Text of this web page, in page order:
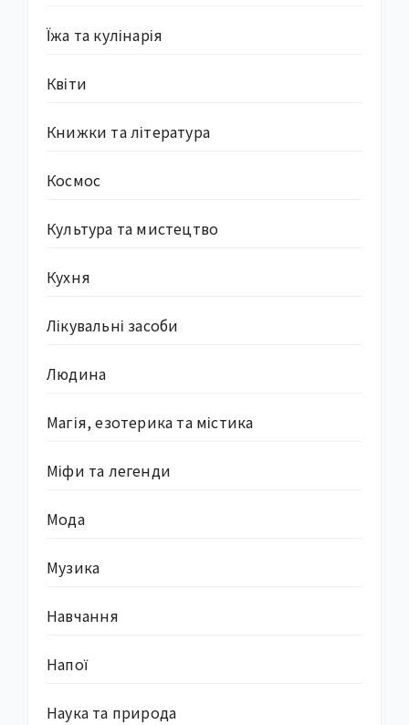
Їжа та кулінарія
Квіти
Книжки та література
Космос
Культура та мистецтво
Кухня
Лікувальні засоби
Людина
Магія, езотерика та містика
Міфи та легенди
Мода
Музика
Навчання
Напої
Наука та природа